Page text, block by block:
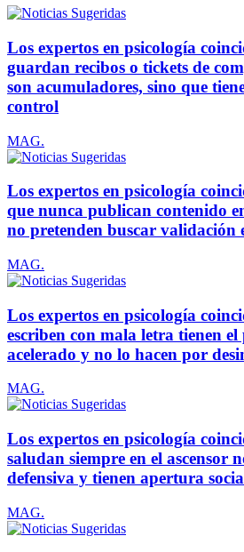
Los expertos en psicología
guardan recibos o tickets de
son acumuladores, sino que
control
MAG.
Los expertos en psicología
que nunca publican contenido
no pretenden buscar validación
MAG.
Los expertos en psicología
escriben con mala letra tienen el
acelerado y no lo hacen por
MAG.
Los expertos en psicología
saludan siempre en el ascensor
defensiva y tienen apertura
MAG.